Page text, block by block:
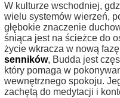
W kulturze wschodniej,
wielu systemów wierzeń,
głębokie znaczenie
śniąca jest na ścieżce do
życie wkracza w nową
senników, Budda jest
który pomaga w
wewnętrznego spokoju.
zachętą do medytacji i